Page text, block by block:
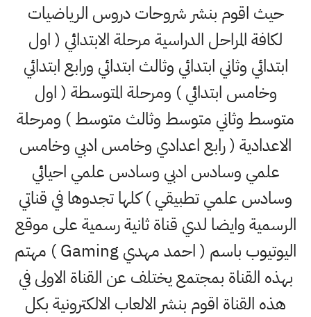
حيث اقوم بنشر شروحات دروس الرياضيات
لكافة المراحل الدراسية مرحلة الابتدائي ( اول
ابتدائي وثاني ابتدائي وثالث ابتدائي ورابع ابتدائي
وخامس ابتدائي ) ومرحلة المتوسطة ( اول
متوسط وثاني متوسط وثالث متوسط ) ومرحلة
الاعدادية ( رابع اعدادي وخامس ادبي وخامس
علمي وسادس ادبي وسادس علمي احيائي
وسادس علمي تطبيقي ) كلها تجدوها في قناتي
الرسمية وايضا لدي قناة ثانية رسمية على موقع
اليوتيوب باسم ( احمد مهدي Gaming ) مهتم
بهذه القناة بمجتمع يختلف عن القناة الاولى في
هذه القناة اقوم بنشر الالعاب الالكترونية بكل